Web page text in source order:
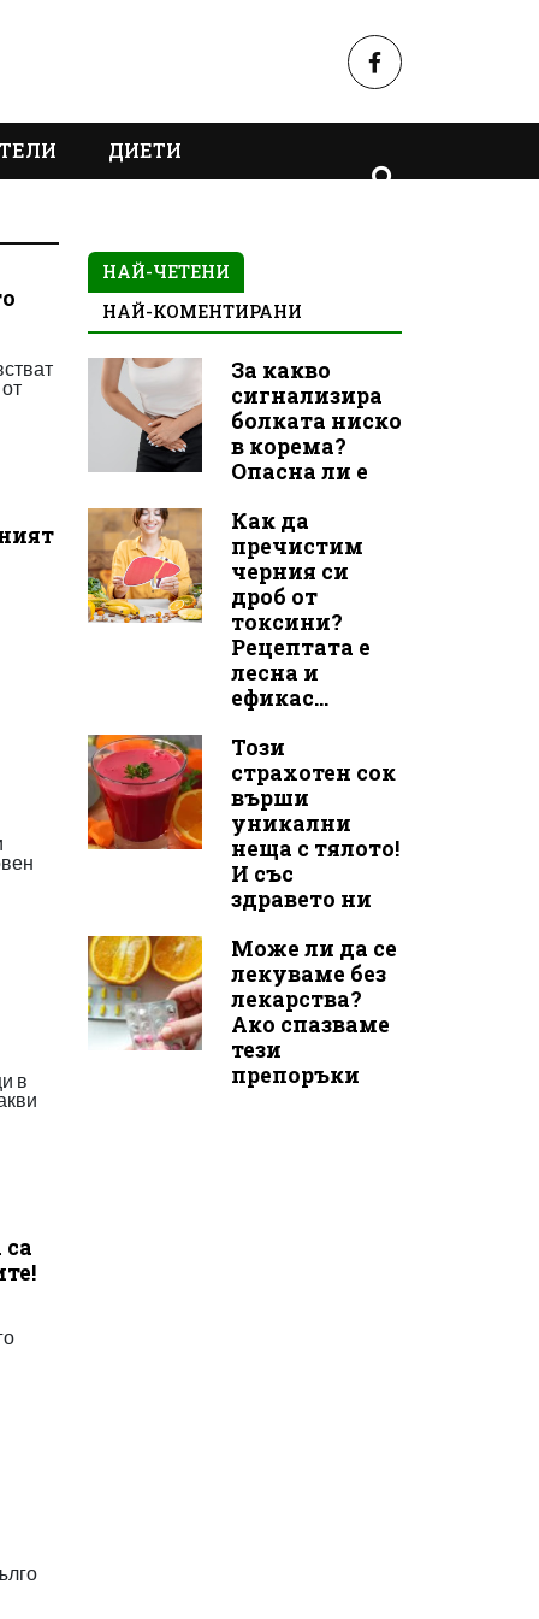
ДИЕТИ
в
НАЙ-ЧЕТЕНИ
НАЙ-КОМЕНТИРАНИ
За какво
сигнализира
болката ниско
в корема?
Опасна ли е
Как да
пречистим
черния си
дроб от
токсини?
Рецептата е
лесна и
ефикас...
Този
страхотен сок
върши
уникални
неща с тялото!
И със
здравето ни
Може ли да се
лекуваме без
лекарства?
Ако спазваме
тези
препоръки